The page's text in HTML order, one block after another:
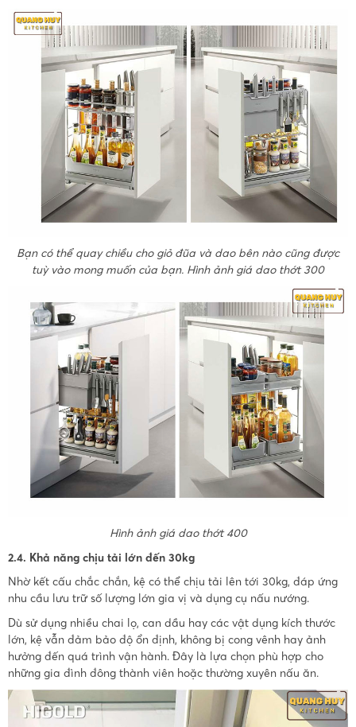
Bạn có thể quay chiều cho giỏ đũa và dao bên nào cũng được
tuỳ vào mong muốn của bạn. Hình ảnh giá dao thớt 300
Hình ảnh giá dao thớt 400
2.4. Khả năng chịu tải lớn đến 30kg
Nhờ kết cấu chắc chắn, kệ có thể chịu tải lên tới 30kg, đáp ứng
nhu cầu lưu trữ số lượng lớn gia vị và dụng cụ nấu nướng.
Dù sử dụng nhiều chai lọ, can dầu hay các vật dụng kích thước
lớn, kệ vẫn đảm bảo độ ổn định, không bị cong vênh hay ảnh
hưởng đến quá trình vận hành. Đây là lựa chọn phù hợp cho
những gia đình đông thành viên hoặc thường xuyên nấu ăn.